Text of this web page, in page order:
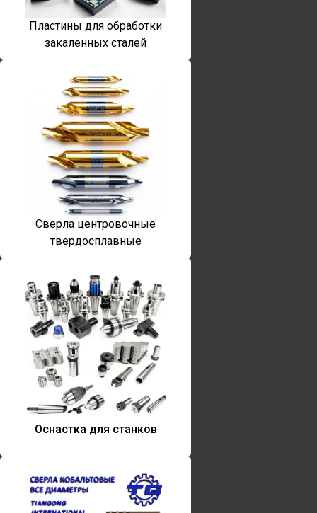
Пластины для обработки
закаленных сталей
Сверла центровочные
твердосплавные
Оснастка для станков